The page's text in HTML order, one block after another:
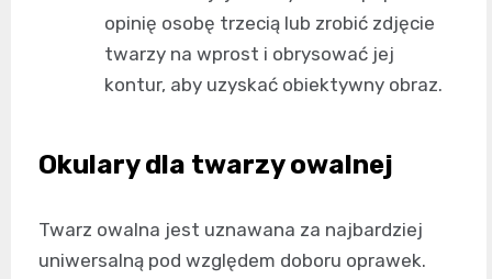
opinię osobę trzecią lub zrobić zdjęcie
twarzy na wprost i obrysować jej
kontur, aby uzyskać obiektywny obraz.
Okulary dla twarzy owalnej
Twarz owalna jest uznawana za najbardziej
uniwersalną pod względem doboru oprawek.